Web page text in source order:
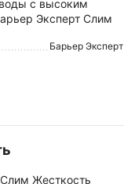
с высоким
Эксперт Слим
Барьер Эксперт
Жесткость